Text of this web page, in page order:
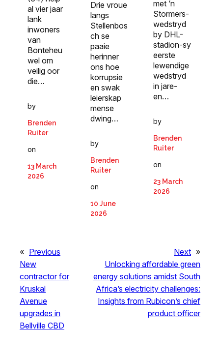
al vier jaar
lank
inwoners
van
Bonteheu
wel om
veilig oor
die…
by
Brenden
Ruiter
on
13 March
2026
Drie vroue
langs
Stellenbos
ch se
paaie
herinner
ons hoe
korrupsie
en swak
leierskap
mense
dwing…
by
Brenden
Ruiter
on
10 June
2026
met ‘n
Stormers-
wedstryd
by DHL-
stadion-sy
eerste
lewendige
wedstryd
in jare-
en…
by
Brenden
Ruiter
on
23 March
2026
« Previous
New
contractor for
Kruskal
Avenue
upgrades in
Bellville CBD
Next »
Unlocking affordable green
energy solutions amidst South
Africa’s electricity challenges:
Insights from Rubicon’s chief
product officer